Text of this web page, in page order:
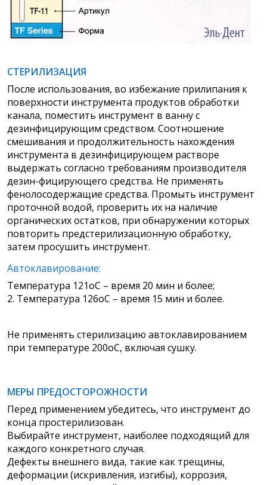
СТЕРИЛИЗАЦИЯ
После использования, во избежание прилипания к
поверхности инструмента продуктов обработки
канала, поместить инструмент в ванну с
дезинфицирующим средством. Соотношение
смешивания и продолжительность нахождения
инструмента в дезинфицирующем растворе
выдержать согласно требованиям производителя
дезин-фицирующего средства. Не применять
фенолосодержащие средства. Промыть инструмент
проточной водой, проверить их на наличие
органических остатков, при обнаружении которых
повторить предстерилизационную обработку,
затем просушить инструмент.
Автоклавирование:
Температура 121оС – время 20 мин и более;
2. Температура 126оС – время 15 мин и более.
Не применять стерилизацию автоклавированием
при температуре 200оС, включая сушку.
МЕРЫ ПРЕДОСТОРОЖНОСТИ
Перед применением убедитесь, что инструмент до
конца простерилизован.
Выбирайте инструмент, наиболее подходящий для
каждого конкретного случая.
Дефекты внешнего вида, такие как трещины,
деформации (искривления, изгибы), коррозия,